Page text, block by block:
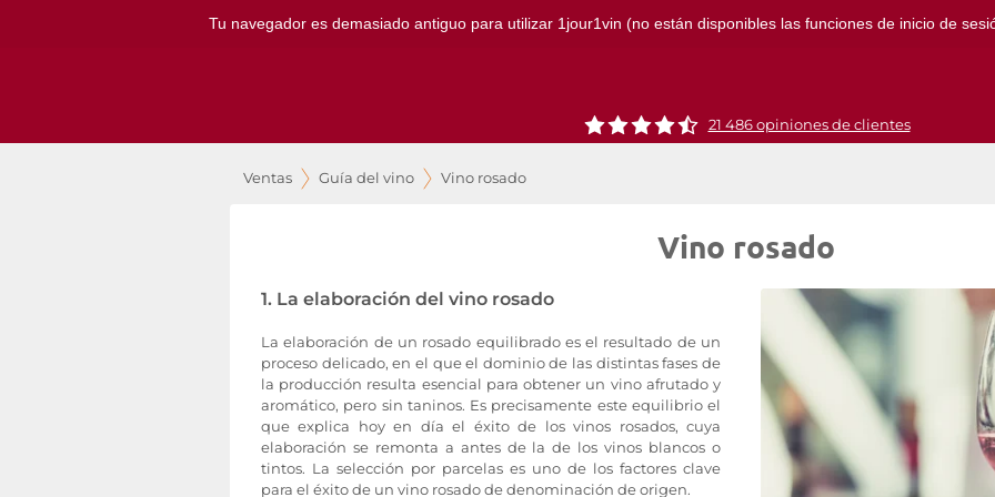
Tu navegador es demasiado antiguo para utilizar 1jour1vin (no están disponibles las funciones de inicio de
21 486 opiniones de clientes
Ventas Guía del vino Vino rosado
Vino rosado
1. La elaboración del vino rosado
La elaboración de un rosado equilibrado es el resultado de un
proceso delicado, en el que el dominio de las distintas fases de
la producción resulta esencial para obtener un vino afrutado y
aromático, pero sin taninos. Es precisamente este equilibrio el
que explica hoy en día el éxito de los vinos rosados, cuya
elaboración se remonta a antes de la de los vinos blancos o
tintos. La selección por parcelas es uno de los factores clave
para el éxito de un vino rosado de denominación de origen.